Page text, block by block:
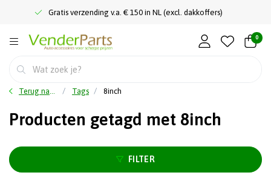
Gratis verzending v.a. € 150 in NL (excl. dakkoffers)
0
Terug naar home Tags 8inch
Producten getagd met 8inch
FILTER